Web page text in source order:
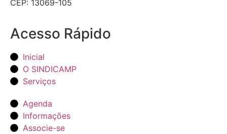
CEP: 13069-105
Acesso Rápido
Inicial
O SINDICAMP
Serviços
Agenda
Informações
Associe-se